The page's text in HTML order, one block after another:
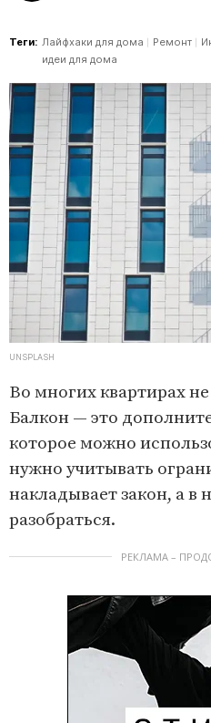
Теги: Лайфхаки для дома Ремонт
идеи для дома
UNSPLASH
Во многих квартирах
Балкон — это
которое можно
нужно учитывать
накладывает закон, а в
разобраться.
РЕКЛАМА –